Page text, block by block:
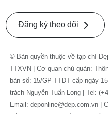
Đăng ký theo dõi
© Bản quyền thuộc về tạp chí
TTXVN | Cơ quan chủ quản:
bản số: 15/GP-TTĐT cấp ngày
trách Nguyễn Tuấn Long | Tel:
Email: deponline@dep.com.vn |